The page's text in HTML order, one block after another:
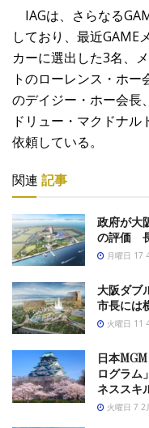
IAGは、さらなる
しており、最近GAME
カーに選出した3名、
トのローレンス・ホー
のデイジー・ホー会長
ドリュー・マクドナル
依頼している。
関連 記事
政府が大
の評価
月曜日 17
大阪ダブ
市長には
火曜日 11
日本
ログラ
ネススキ
火曜日 7 2